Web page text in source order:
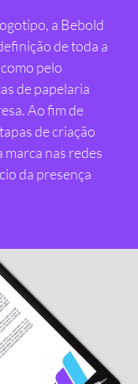
a Bebold
de toda a
pelo
de papelaria
Ao fim de
de criação
nas redes
da presença